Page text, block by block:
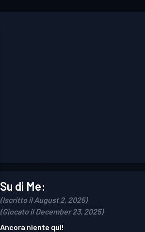
Su di Me:
(Iscritto il August 2, 2025)
(Giocato il December 23, 2025)
Ancora niente qui!